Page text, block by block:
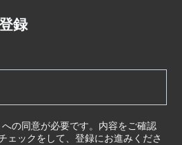
録
への同意が必要です。内容をご確認
ェックをして、登録にお進みくださ